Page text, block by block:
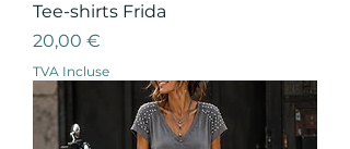
Tee-shirts Frida
Prix
20,00 €
TVA Incluse